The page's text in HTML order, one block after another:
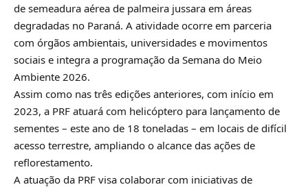
de semeadura aérea de palmeira jussara em áreas
degradadas no Paraná. A atividade ocorre em parceria
com órgãos ambientais, universidades e movimentos
sociais e integra a programação da Semana do Meio
Ambiente 2026.
Assim como nas três edições anteriores, com início em
2023, a PRF atuará com helicóptero para lançamento de
sementes – este ano de 18 toneladas – em locais de difícil
acesso terrestre, ampliando o alcance das ações de
reflorestamento.
A atuação da PRF visa colaborar com iniciativas de